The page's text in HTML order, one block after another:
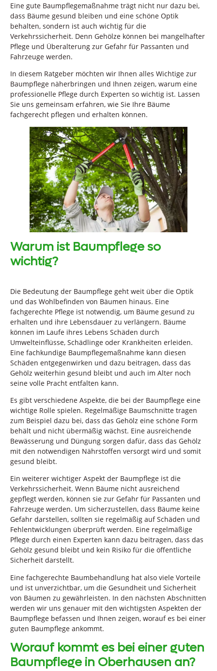
Eine gute Baumpflegemaßnahme trägt nicht nur dazu bei,
dass Bäume gesund bleiben und eine schöne Optik
behalten, sondern ist auch wichtig für die
Verkehrssicherheit. Denn Gehölze können bei mangelhafter
Pflege und Überalterung zur Gefahr für Passanten und
Fahrzeuge werden.
In diesem Ratgeber möchten wir Ihnen alles Wichtige zur
Baumpflege näherbringen und Ihnen zeigen, warum eine
professionelle Pflege durch Experten so wichtig ist. Lassen
Sie uns gemeinsam erfahren, wie Sie Ihre Bäume
fachgerecht pflegen und erhalten können.
Warum ist Baumpflege so
wichtig?
Die Bedeutung der Baumpflege geht weit über die Optik
und das Wohlbefinden von Bäumen hinaus. Eine
fachgerechte Pflege ist notwendig, um Bäume gesund zu
erhalten und ihre Lebensdauer zu verlängern. Bäume
können im Laufe ihres Lebens Schäden durch
Umwelteinflüsse, Schädlinge oder Krankheiten erleiden.
Eine fachkundige Baumpflegemaßnahme kann diesen
Schäden entgegenwirken und dazu beitragen, dass das
Gehölz weiterhin gesund bleibt und auch im Alter noch
seine volle Pracht entfalten kann.
Es gibt verschiedene Aspekte, die bei der Baumpflege eine
wichtige Rolle spielen. Regelmäßige Baumschnitte tragen
zum Beispiel dazu bei, dass das Gehölz eine schöne Form
behält und nicht übermäßig wächst. Eine ausreichende
Bewässerung und Düngung sorgen dafür, dass das Gehölz
mit den notwendigen Nährstoffen versorgt wird und somit
gesund bleibt.
Ein weiterer wichtiger Aspekt der Baumpflege ist die
Verkehrssicherheit. Wenn Bäume nicht ausreichend
gepflegt werden, können sie zur Gefahr für Passanten und
Fahrzeuge werden. Um sicherzustellen, dass Bäume keine
Gefahr darstellen, sollten sie regelmäßig auf Schäden und
Fehlentwicklungen überprüft werden. Eine regelmäßige
Pflege durch einen Experten kann dazu beitragen, dass das
Gehölz gesund bleibt und kein Risiko für die öffentliche
Sicherheit darstellt.
Eine fachgerechte Baumbehandlung hat also viele Vorteile
und ist unverzichtbar, um die Gesundheit und Sicherheit
von Bäumen zu gewährleisten. In den nächsten Abschnitten
werden wir uns genauer mit den wichtigsten Aspekten der
Baumpflege befassen und Ihnen zeigen, worauf es bei einer
guten Baumpflege ankommt.
Worauf kommt es bei einer guten
Baumpflege in Oberhausen an?